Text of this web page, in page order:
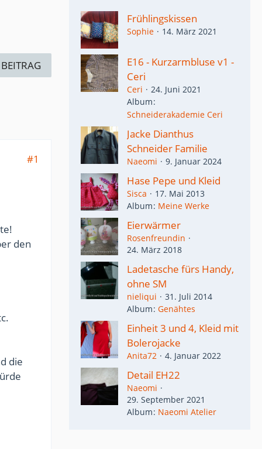
#1
den
die
Frühlingskissen
Sophie 14. März 2021
E16 - Kurzarmbluse v1 -
Ceri
Ceri
24. Juni 2021
Album
Schneiderakademie Ceri
Jacke Dianthus
Schneider Familie
Naeomi 9. Januar 2024
Hase Pepe und Kleid
Sisca
17. Mai 2013
Album Meine Werke
Eierwärmer
Rosenfreundin
24. März 2018
Ladetasche fürs Handy,
ohne SM
nieliqui
31. Juli 2014
Album Genähtes
Einheit 3 und 4, Kleid mit
Bolerojacke
Anita72 4. Januar 2022
Detail EH22
Naeomi
29. September 2021
Album Naeomi Atelier